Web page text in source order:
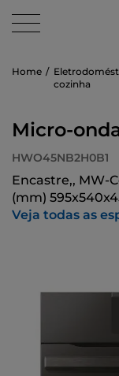
Home
cozinha
Micro-
HWO45NB2H0B1
Encastre,, MW-
(mm)
Veja todas as